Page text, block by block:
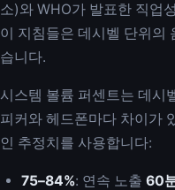
소)와 WHO가 발표한 직업
이 지침들은 데시벨 단위의
습니다.
시스템 볼륨 퍼센트는 데시
피커와 헤드폰마다 차이가
인 추정치를 사용합니다:
75–84%: 연속 노출 60